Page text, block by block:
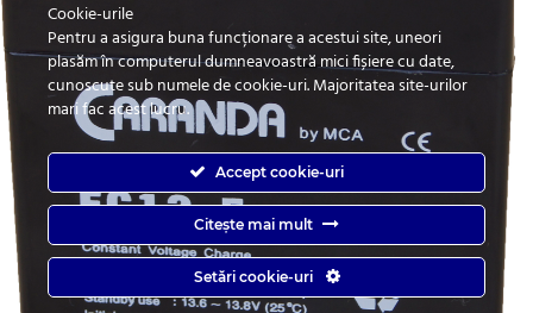
SC. CARANDA BATERII SRL. | SR EN ISO 9001:2015, SR EN ISO 14001:2015, SR
ISO 45001:2018 |
ANPC| Prelucrarea datelor cu caracter personal | Politica de confidentialitate
Caranda.ro este un magazin online cu baterii pentru automobile, camioane,
autobuze, vagoane, motociclete, tractiune, stationare si aplicatii industriale.
Web Design byEnd Soft Design
Cookie-urile
Pentru a asigura buna funcționare a acestui site, uneori
plasăm în computerul dumneavoastră mici fișiere cu date,
cunoscute sub numele de cookie-uri. Majoritatea site-urilor
mari fac acest lucru.
Accept cookie-uri
Citește mai mult
Setări cookie-uri